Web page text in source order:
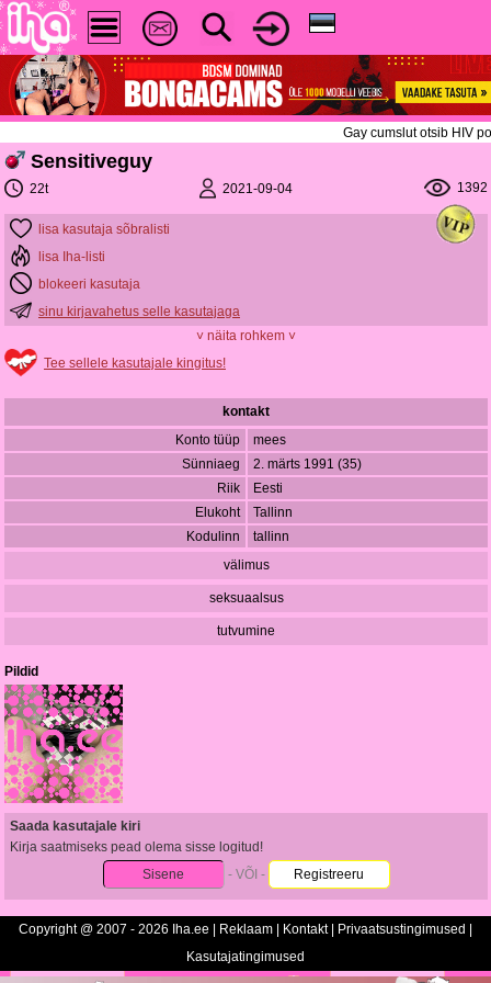
Gay cumslut otsib HIV
Sensitiveguy
22t 2021-09-04 1392
lisa kasutaja sõbralisti
lisa Iha-listi
blokeeri kasutaja
sinu kirjavahetus selle kasutajaga
˅ näita rohkem ˅
Tee sellele kasutajale kingitus!
kontakt
Konto tüüp
mees
Sünniaeg
2. märts 1991 (35)
Riik
Eesti
Elukoht
Tallinn
Kodulinn
tallinn
välimus
seksuaalsus
tutvumine
Pildid
Saada kasutajale kiri
Kirja saatmiseks pead olema sisse logitud!
Sisene
- VÕI - Registreeru
Copyright @ 2007 - 2026 Iha.ee | Reklaam Kontakt| Privaatsustingimused
Kasutajatingimused